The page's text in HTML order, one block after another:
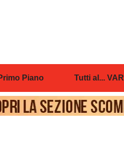
Piano Tutti al... VAR